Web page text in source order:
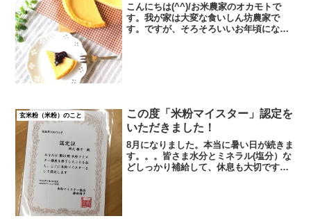
こんにちは(^^)/お米農家のオカモトで
す。我が家は大変な食いしん坊農家で
す。ですが、そろそろいいお年頃になっ
玄米粉（米粉）のこと
この度「米粉マイスター」認定を
いただきました！
8月になりました。本当に暑い日が続きま
す。。。皆さま水分とミネラル(塩分）な
どしっかり補給して、休息も大切です。